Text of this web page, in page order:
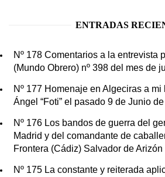
ENTRADAS
Nº 178 Comentarios a la entrevista
(Mundo Obrero) nº 398 del mes de
Nº 177 Homenaje en Algeciras a mi
Ángel “Foti” el pasado 9 de Junio
Nº 176 Los bandos de guerra del
Madrid y del comandante de
Frontera (Cádiz) Salvador de Arizón
Nº 175 La constante y reiterada